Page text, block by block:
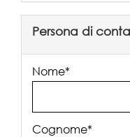
Persona di
Nome*
Cognome*